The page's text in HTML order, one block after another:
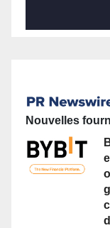
Nouvelles